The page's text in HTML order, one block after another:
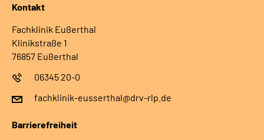
Kontakt
Fachklinik Eußerthal
Klinikstraße 1
76857 Eußerthal
06345 20-0
fachklinik-eusserthal@drv-rlp.de
Barrierefreiheit